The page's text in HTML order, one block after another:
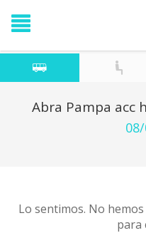
Abra Pampa acc
Lo sentimos. No
para